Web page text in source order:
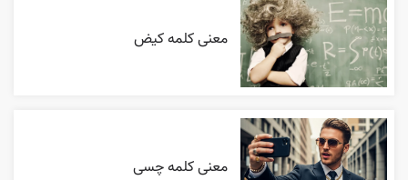
معنی کلمه کیض
معنی کلمه چسی